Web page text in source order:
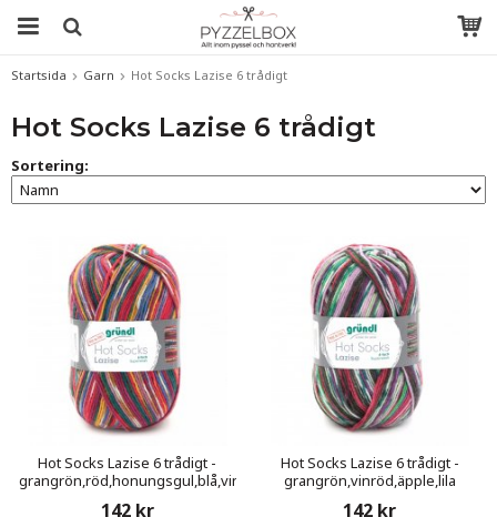
Startsida Garn Hot Socks Lazise 6 trådigt
Hot Socks Lazise 6 trådigt
Sortering:
Hot Socks Lazise 6 trådigt -
grangrön,röd,honungsgul,blå,vinröd
142 kr
Hot Socks Lazise 6 trådigt -
grangrön,vinröd,äpple,lila
142 kr